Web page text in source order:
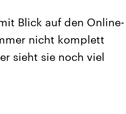
Blick auf den Online-
nicht komplett
sieht sie noch viel